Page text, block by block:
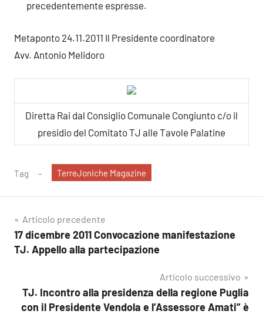
precedentemente espresse.
Metaponto 24.11.2011 Il Presidente coordinatore
Avv. Antonio Melidoro
Diretta Rai dal Consiglio Comunale Congiunto c/o il
presidio del Comitato TJ alle Tavole Palatine
Tag TerreJoniche Magazine
Navigazione
articoli
Articolo precedente
17 dicembre 2011 Convocazione manifestazione
TJ. Appello alla partecipazione
Articolo successivo
TJ. Incontro alla presidenza della regione Puglia
con il Presidente Vendola e l’Assessore Amati” è